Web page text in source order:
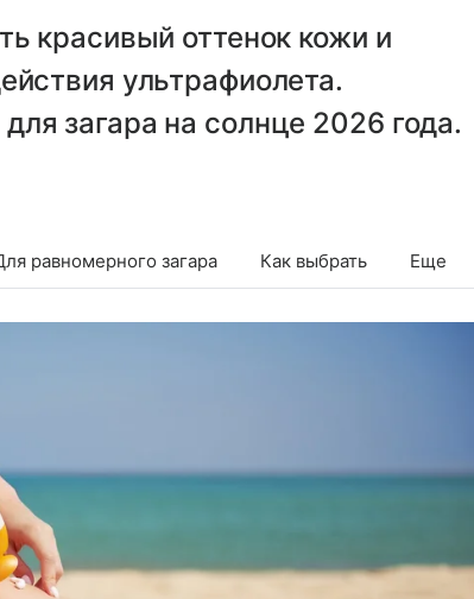
красивый оттенок кожи и
ультрафиолета.
загара на солнце 2026 года.
равномерного загара Как выбрать Еще